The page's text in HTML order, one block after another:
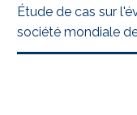
Étude de cas sur
société mondiale